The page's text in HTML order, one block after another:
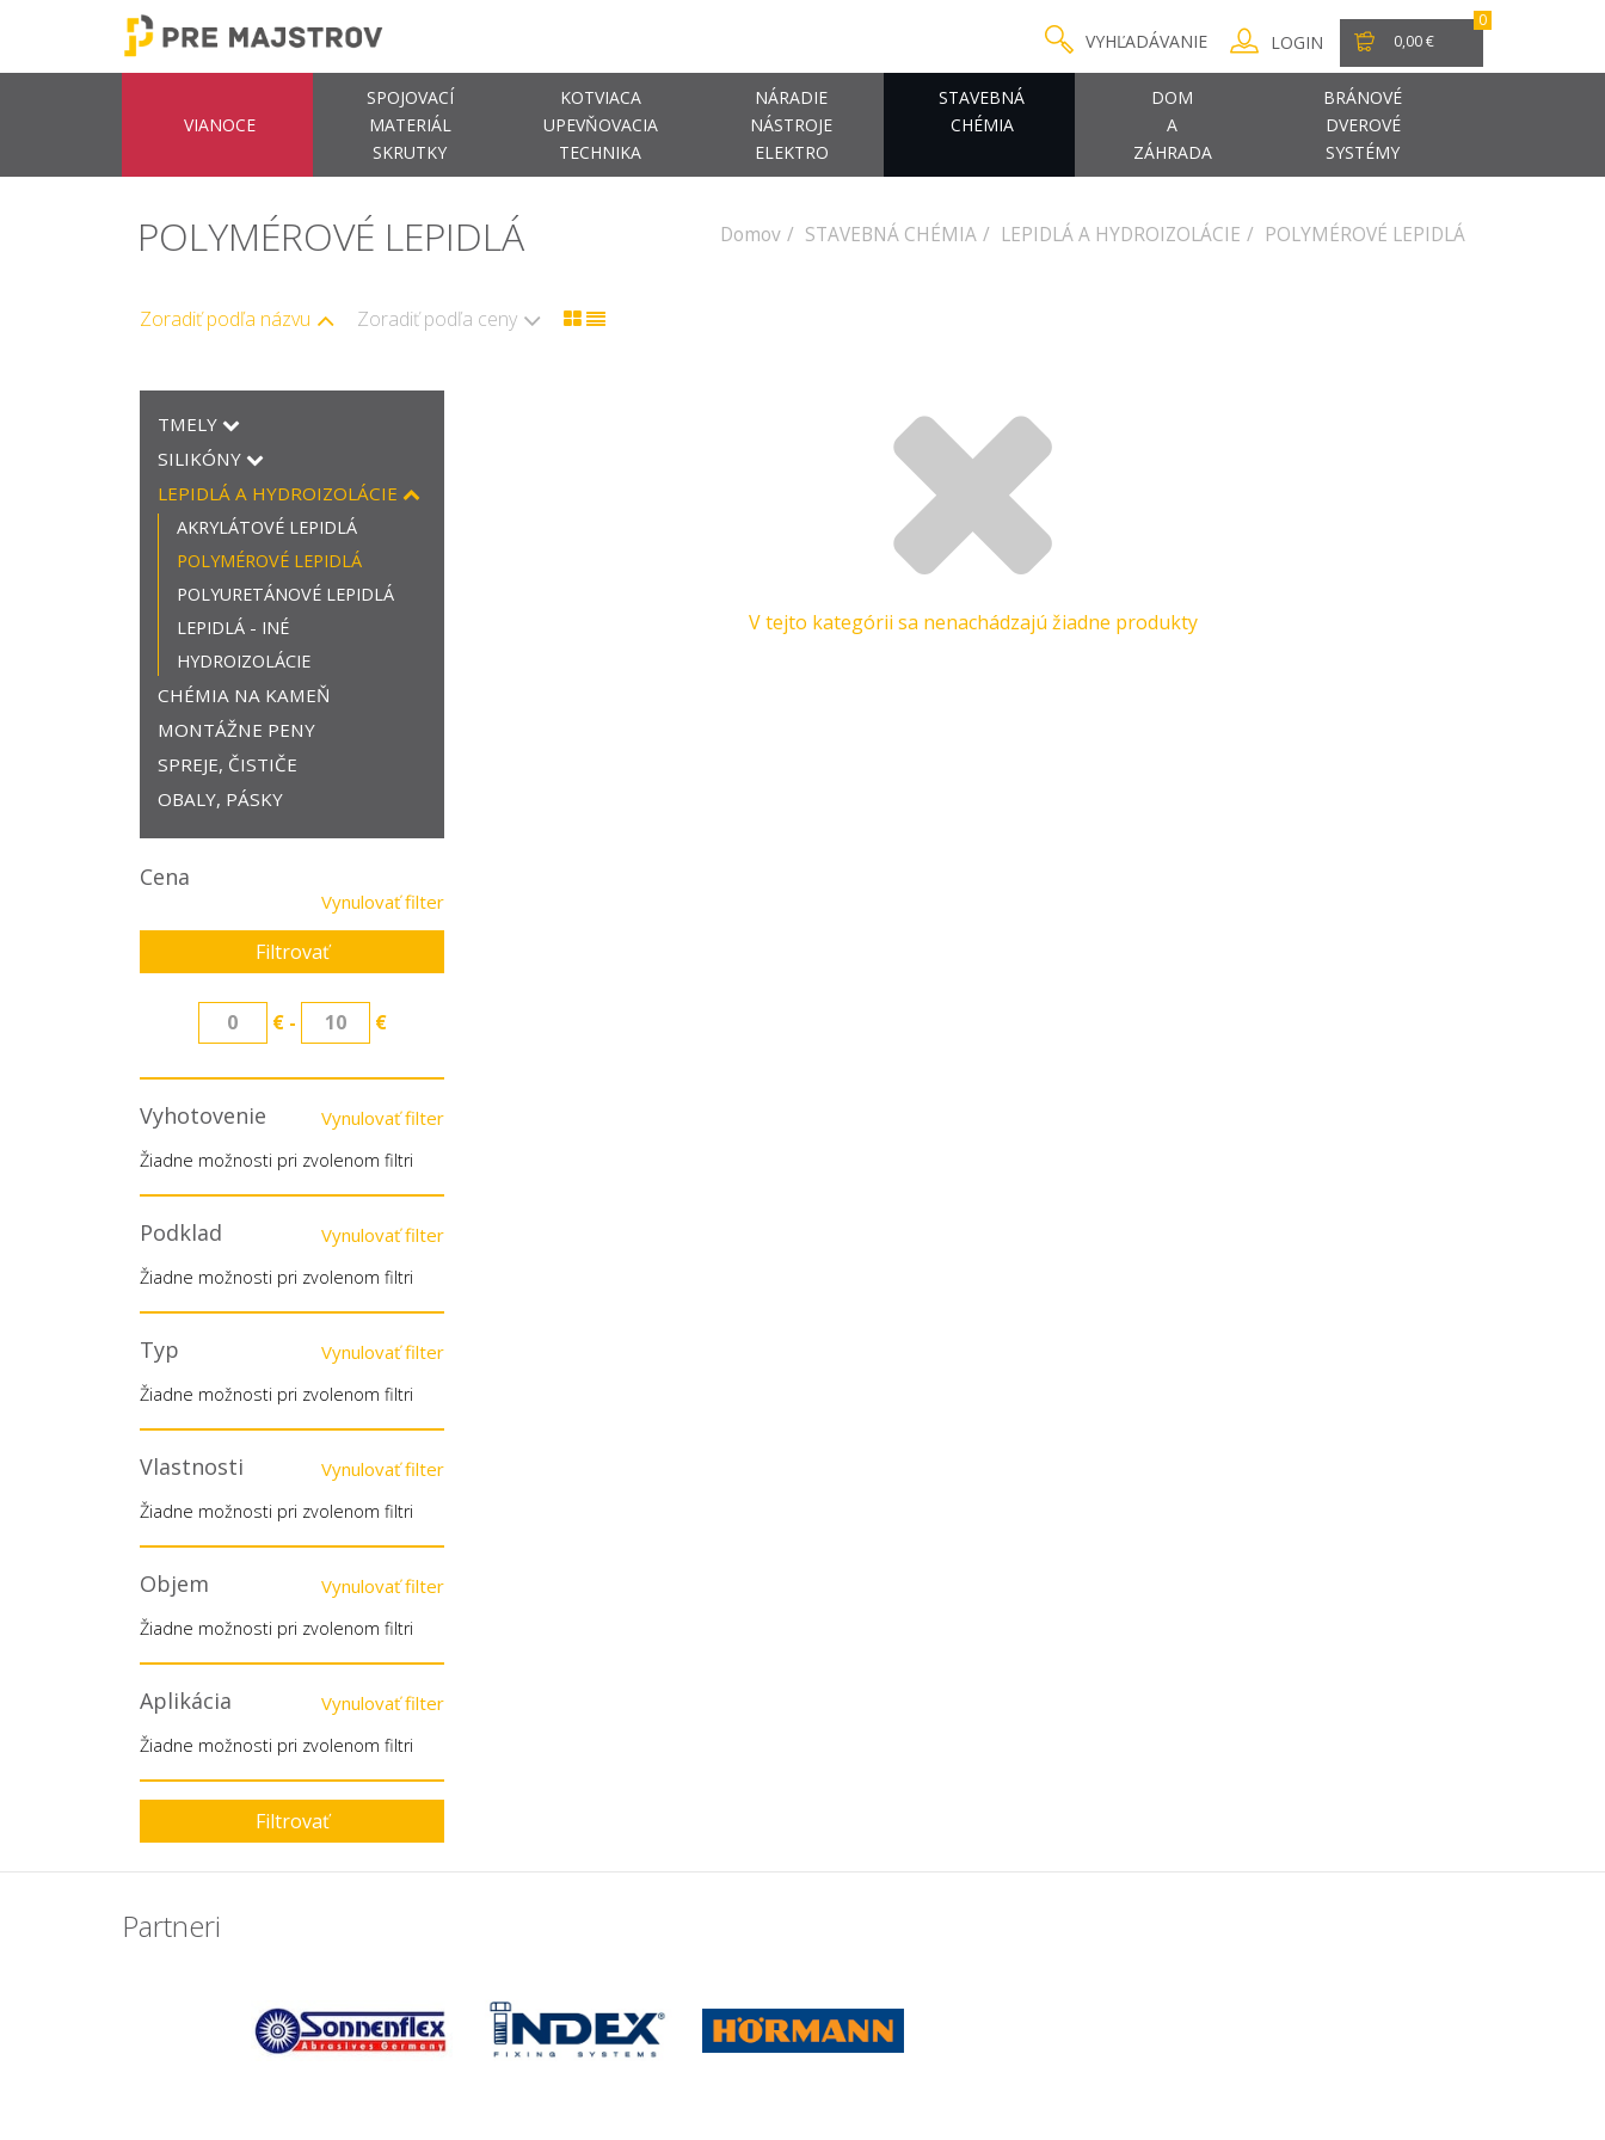
VIANOCE
SPOJOVACÍ
MATERIÁL
SKRUTKY
KOTVIACA
UPEVŇOVACIA
TECHNIKA
NÁRADIE
NÁSTROJE
ELEKTRO
STAVEBNÁ
CHÉMIA
DOM
A
ZÁHRADA
BRÁNOVÉ
DVEROVÉ
SYSTÉMY
VYHĽADÁVANIE LOGIN
0
0,00 €
POLYMÉROVÉ LEPIDLÁ Domov STAVEBNÁ CHÉMIA LEPIDLÁ A HYDROIZOLÁCIE POLYMÉROVÉ LEPIDLÁ
Zoradiť podľa názvu Zoradiť podľa ceny
TMELY
SILIKÓNY
LEPIDLÁ A HYDROIZOLÁCIE
AKRYLÁTOVÉ LEPIDLÁ
POLYMÉROVÉ LEPIDLÁ
POLYURETÁNOVÉ LEPIDLÁ
LEPIDLÁ - INÉ
HYDROIZOLÁCIE
CHÉMIA NA KAMEŇ
MONTÁŽNE PENY
SPREJE, ČISTIČE
OBALY, PÁSKY
Cena
Vynulovať filter
Filtrovať
€ - €
Vyhotovenie Vynulovať filter
Žiadne možnosti pri zvolenom filtri
Podklad Vynulovať filter
Žiadne možnosti pri zvolenom filtri
Typ Vynulovať filter
Žiadne možnosti pri zvolenom filtri
Vlastnosti Vynulovať filter
Žiadne možnosti pri zvolenom filtri
Objem Vynulovať filter
Žiadne možnosti pri zvolenom filtri
Aplikácia Vynulovať filter
Žiadne možnosti pri zvolenom filtri
Filtrovať
V tejto kategórii sa nenachádzajú žiadne produkty
Partneri